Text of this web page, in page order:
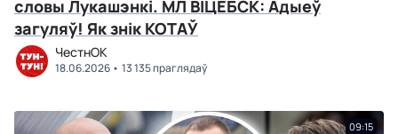
словы Лукашэнкі. МЛ ВІЦЕБСК: Адыеў
загуляў! Як знік КОТАЎ
ЧестнОК
18.06.2026 13 135 праглядаў
09:15